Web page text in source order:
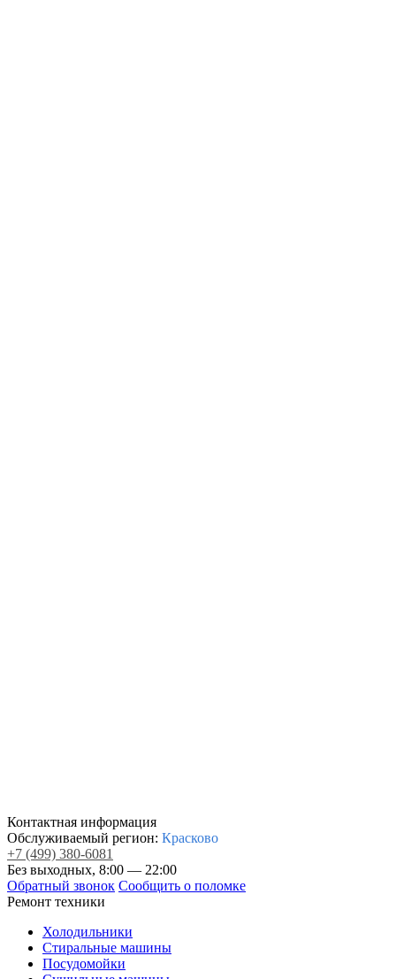
Контактная информация
Обслуживаемый регион: Красково
+7 (499) 380-6081
Без выходных, 8:00 — 22:00
Обратный звонок Сообщить о поломке
Ремонт техники
Холодильники
Стиральные машины
Посудомойки